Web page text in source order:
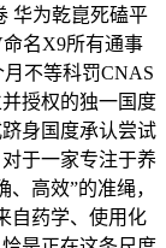
华为乾崑死磕平
名X9所有通事
不等科罚CNAS
授权的独一国度
身国度承认尝试
于一家专注于养
高效”的准绳，
自药学、使用化